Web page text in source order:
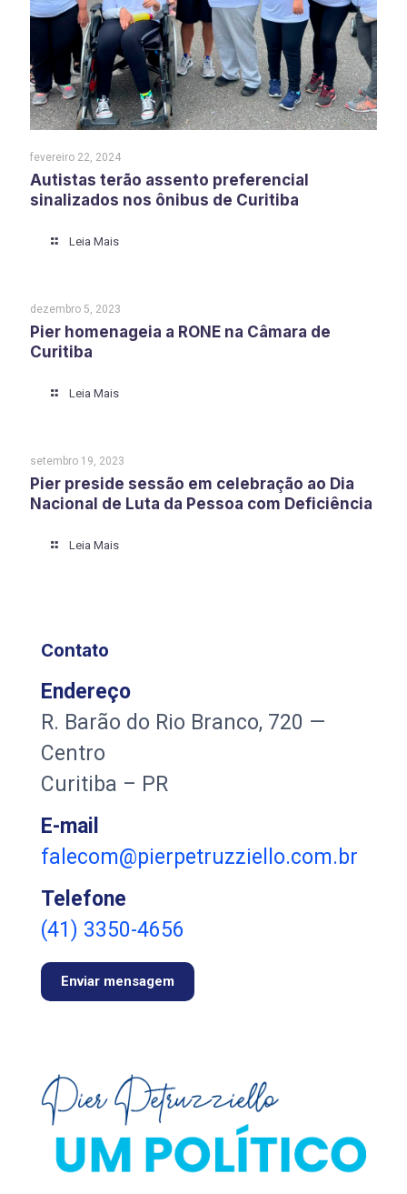
fevereiro 22, 2024
Autistas terão assento preferencial
sinalizados nos ônibus de Curitiba
Leia Mais
dezembro 5, 2023
Pier homenageia a RONE na Câmara de
Curitiba
Leia Mais
setembro 19, 2023
Pier preside sessão em celebração ao Dia
Nacional de Luta da Pessoa com Deficiência
Leia Mais
Contato
Endereço
R. Barão do Rio Branco, 720 —
Centro
Curitiba – PR
E-mail
falecom@pierpetruzziello.com.br
Telefone
(41) 3350-4656
Enviar mensagem